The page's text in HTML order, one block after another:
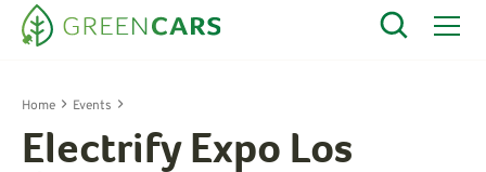
Home Events
Electrify Expo Los